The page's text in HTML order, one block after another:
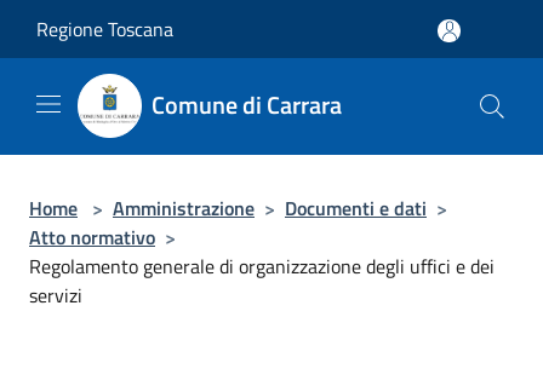
Regione Toscana
Comune di Carrara
Home > Amministrazione > Documenti e dati >
Atto normativo >
Regolamento generale di organizzazione degli uffici e dei
servizi